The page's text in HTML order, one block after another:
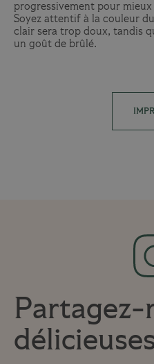
progressivement pour
Soyez attentif à la couleur
clair sera trop doux, tandis
un goût de brûlé.
Partagez-